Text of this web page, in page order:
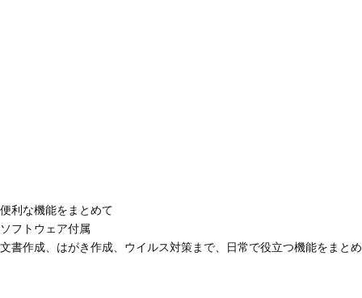
便利な機能をまとめて
ソフトウェア付属
文書作成、はがき作成、ウイルス対策まで、日常で役立つ機能をまと